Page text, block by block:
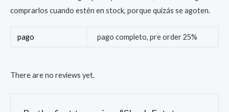
comprarlos cuando estén en stock, porque quizás se agoten.
pago pago completo, pre order 25%
There are no reviews yet.